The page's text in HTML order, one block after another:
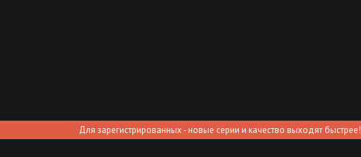
Для зарегистрированных - новые серии и качество выходят быстрее!